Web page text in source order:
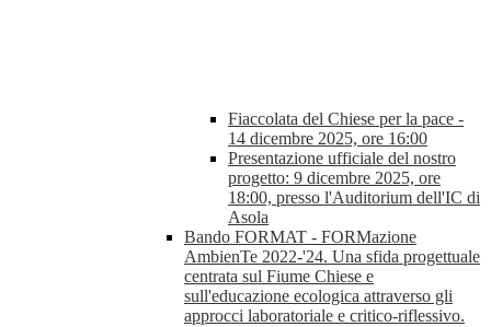
Fiaccolata del Chiese per la pace -
14 dicembre 2025, ore 16:00
Presentazione ufficiale del nostro
progetto: 9 dicembre 2025, ore
18:00, presso l'Auditorium dell'IC di
Asola
Bando FORMAT - FORMazione
AmbienTe 2022-'24. Una sfida progettuale
centrata sul Fiume Chiese e
sull'educazione ecologica attraverso gli
approcci laboratoriale e critico-riflessivo.